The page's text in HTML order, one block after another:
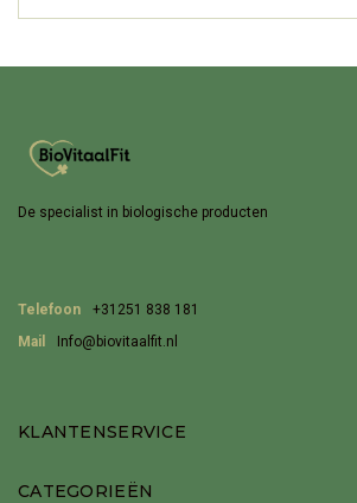
De specialist in biologische producten
Telefoon
+31251 838 181
Mail
Info@biovitaalfit.nl
KLANTENSERVICE
CATEGORIEËN